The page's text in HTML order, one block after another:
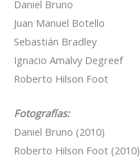
Daniel Bruno
Juan Manuel Botello
Sebastián Bradley
Ignacio Amalvy Degreef
Roberto Hilson Foot
Fotografías:
Daniel Bruno (2010)
Roberto Hilson Foot (2010)